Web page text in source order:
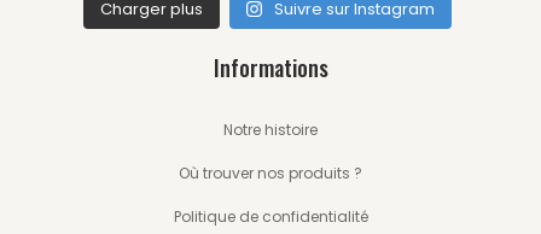
Charger plus Suivre sur Instagram
Informations
Notre histoire
Où trouver nos produits ?
Politique de confidentialité